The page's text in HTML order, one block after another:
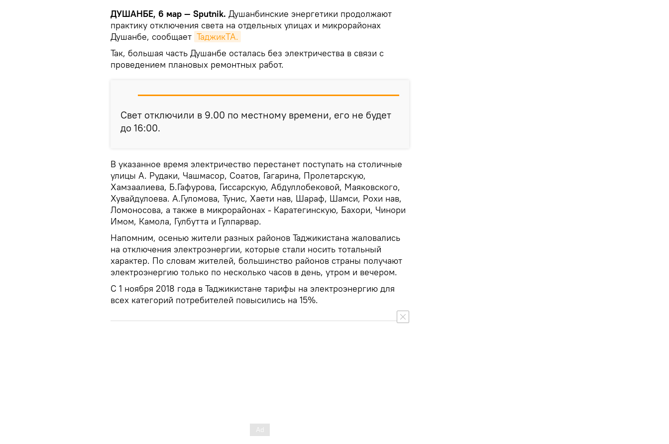
ДУШАНБЕ, 6 мар — Sputnik. Душанбинские энергетики продолжают
практику отключения света на отдельных улицах и микрорайонах
Душанбе, сообщает ТаджикТА.
Так, большая часть Душанбе осталась без электричества в связи с
проведением плановых ремонтных работ.
Свет отключили в 9.00 по местному времени, его не будет
до 16:00.
В указанное время электричество перестанет поступать на столичные
улицы А. Рудаки, Чашмасор, Соатов, Гагарина, Пролетарскую,
Хамзаалиева, Б.Гафурова, Гиссарскую, Абдуллобековой, Маяковского,
Хувайдулоева. А.Гуломова, Тунис, Хаети нав, Шараф, Шамси, Рохи нав,
Ломоносова, а также в микрорайонах - Каратегинскую, Бахори, Чинори
Имом, Камола, Гулбутта и Гулпарвар.
Напомним, осенью жители разных районов Таджикистана жаловались
на отключения электроэнергии, которые стали носить тотальный
характер. По словам жителей, большинство районов страны получают
электроэнергию только по несколько часов в день, утром и вечером.
С 1 ноября 2018 года в Таджикистане тарифы на электроэнергию для
всех категорий потребителей повысились на 15%.